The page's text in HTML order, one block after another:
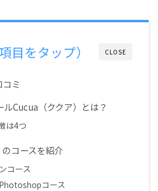
CLOSE
目をタップ）
ミ
Cucua（ククア）とは？
は4つ
コースを紹介
コース
コース